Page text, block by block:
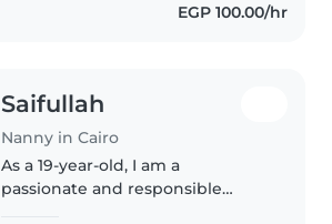
EGP 100.00/hr
Saifullah
Nanny in Cairo
As a 19-year-old, I am a
passionate and responsible